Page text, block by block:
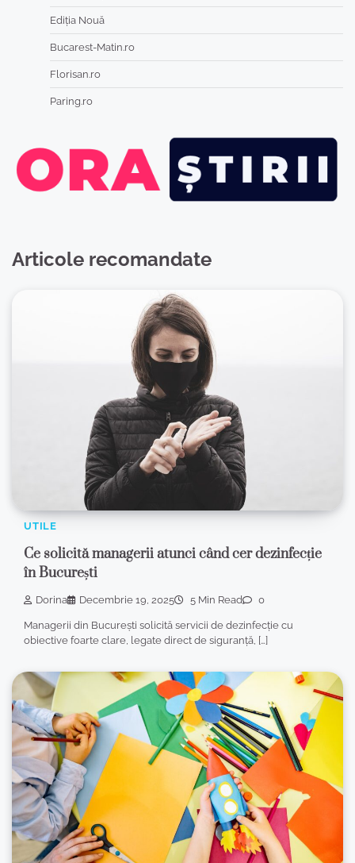
Ediția Nouă
Bucarest-Matin.ro
Florisan.ro
Paring.ro
Articole recomandate
UTILE
Ce solicită managerii atunci când cer dezinfecție
în București
Dorina Decembrie 19, 2025 5 Min Read 0
Managerii din București solicită servicii de dezinfecție cu
obiective foarte clare, legate direct de siguranță, […]